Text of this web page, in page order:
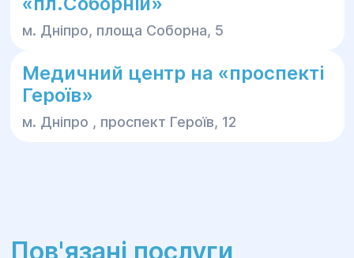
м. Дніпро, площа Соборна, 5
Медичний центр на «проспекті
Героїв»
м. Дніпро , проспект Героїв, 12
Пов'язані послуги